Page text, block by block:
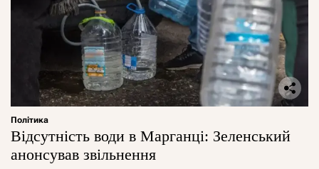
Політика
Відсутність води в Марганці: Зеленський
анонсував звільнення